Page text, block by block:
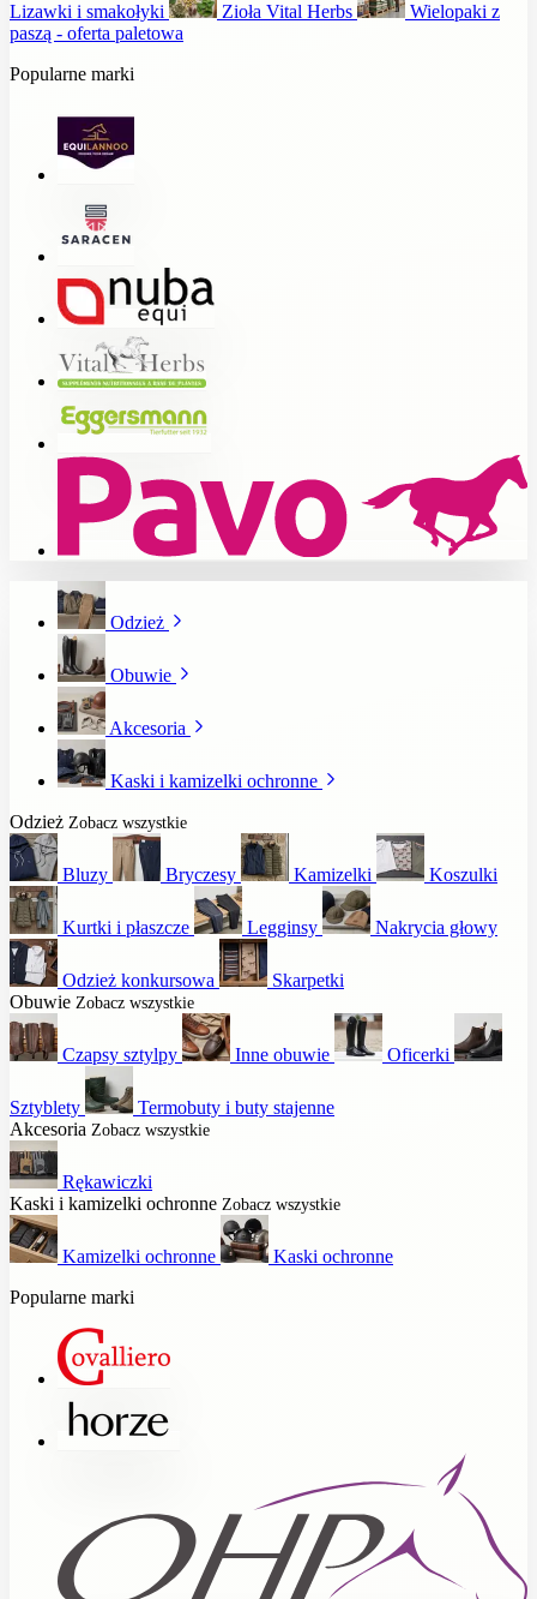
Lizawki i smakołyki Zioła Vital Herbs
Wielopaki z
paszą - oferta paletowa
Popularne marki
Odzież
Obuwie
Akcesoria
Kaski i kamizelki ochronne
Odzież Zobacz wszystkie
Bluzy Bryczesy Kamizelki Koszulki
Kurtki i płaszcze Legginsy Nakrycia głowy
Odzież konkursowa
Skarpetki
Obuwie Zobacz wszystkie
Czapsy sztylpy Inne obuwie Oficerki
Sztyblety
Termobuty i buty stajenne
Akcesoria Zobacz wszystkie
Rękawiczki
Kaski i kamizelki ochronne Zobacz wszystkie
Kamizelki ochronne
Kaski ochronne
Popularne marki